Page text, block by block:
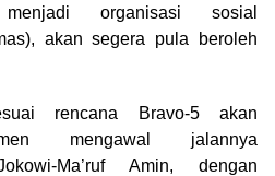
organisasi sosial
akan segera pula beroleh
rencana Bravo-5 akan
mengawal jalannya
Ma’ruf Amin, dengan